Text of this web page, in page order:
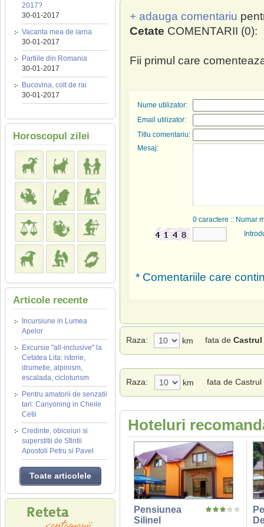
2017?
30-01-2017
Vacanta mea de iarna
30-01-2017
Partiile din Romania
30-01-2017
Bucovina, colt de rai
30-01-2017
Horoscopul zilei
Articole recente
Incursiune in Lumea
Apelor
Excursie "all-inclusive" la
Cetatea Lita: istorie,
drumetie, alpinism,
escalada, cicloturism
Pentru amatorii de senzatii
tari: Canyoning in Cheile
Cetii
Credinte, obiceiuri si
superstitii de Sfintii
Apostoli Petru si Pavel
Toate articolele
+ adauga comentariu
Cetate COMENTARII (0):
Fii primul care
Nume utilizator:
Email utilizator:
Titlu comentariu:
Mesaj:
0 caractere :: Numar
* Comentariile care
Raza: km fata de Castrul
Raza: km fata de
Hoteluri
Pensiunea
Silinel